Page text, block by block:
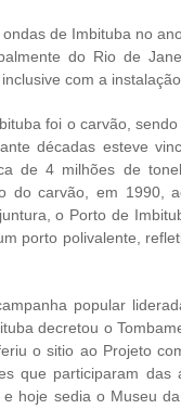
de Imbituba no
do Rio de
com a
foi o carvão,
décadas esteve
de 4 milhões de
do carvão, em 1990,
o Porto de
porto polivalente,
popular
decretou o
o sitio ao Projeto
que participaram
hoje sedia o Museu